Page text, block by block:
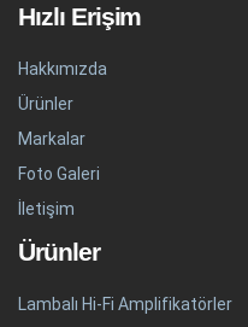
Hızlı Erişim
Hakkımızda
Ürünler
Markalar
Foto Galeri
İletişim
Ürünler
Lambalı Hi-Fi Amplifikatörler